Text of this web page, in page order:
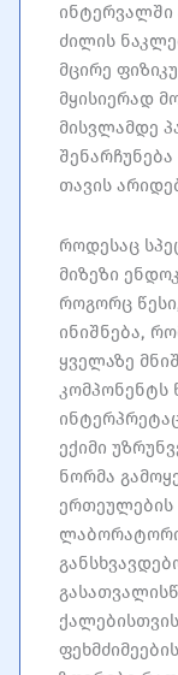
ინტერვალში
ძილის
მცირე
მყისიერად
მისვლამდე
თავის
როდესაც
მიზეზი
როგორც
ინიშნება,
ყველაზე
კომპონენტს
ექიმი
ნორმა
ერთეულების